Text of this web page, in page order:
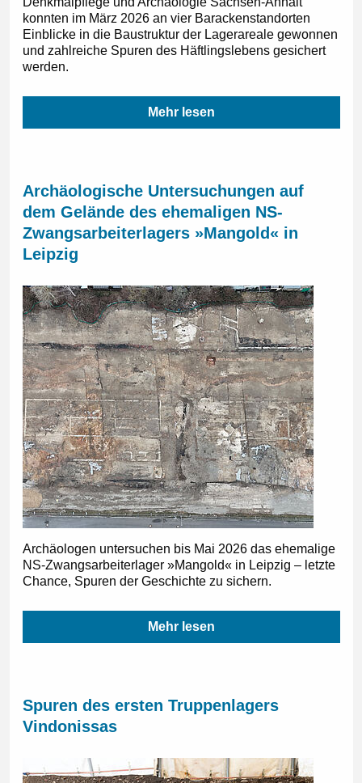
konnten im März 2026 an vier Barackenstandorten
Einblicke in die Baustruktur der Lagerareale gewonnen
und zahlreiche Spuren des Häftlingslebens gesichert
werden.
Mehr lesen
Archäologische Untersuchungen auf
dem Gelände des ehemaligen NS-
Zwangsarbeiterlagers »Mangold« in
Leipzig
Archäologen untersuchen bis Mai 2026 das ehemalige
NS-Zwangsarbeiterlager »Mangold« in Leipzig – letzte
Chance, Spuren der Geschichte zu sichern.
Mehr lesen
Spuren des ersten Truppenlagers
Vindonissas